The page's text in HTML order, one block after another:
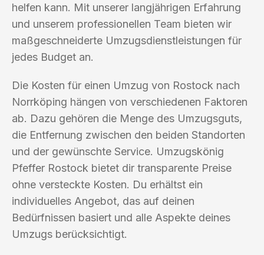
helfen kann. Mit unserer langjährigen Erfahrung
und unserem professionellen Team bieten wir
maßgeschneiderte Umzugsdienstleistungen für
jedes Budget an.
Die Kosten für einen Umzug von Rostock nach
Norrköping hängen von verschiedenen Faktoren
ab. Dazu gehören die Menge des Umzugsguts,
die Entfernung zwischen den beiden Standorten
und der gewünschte Service. Umzugskönig
Pfeffer Rostock bietet dir transparente Preise
ohne versteckte Kosten. Du erhältst ein
individuelles Angebot, das auf deinen
Bedürfnissen basiert und alle Aspekte deines
Umzugs berücksichtigt.